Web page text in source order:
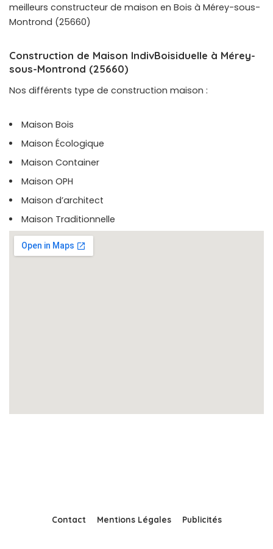
meilleurs constructeur de maison en Bois à Mérey-sous-
Montrond (25660)
Construction de Maison IndivBoisiduelle à Mérey-
sous-Montrond (25660)
Nos différents type de construction maison :
Maison Bois
Maison Écologique
Maison Container
Maison OPH
Maison d’architect
Maison Traditionnelle
Contact Mentions Légales Publicités